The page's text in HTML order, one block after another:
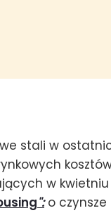
stali w
w
": o